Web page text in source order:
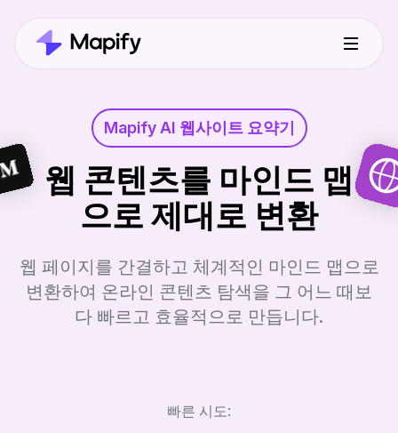
Mapify AI 웹사이트 요약기
웹 콘텐츠를 마인드 맵
으로 제대로 변환
웹 페이지를 간결하고 체계적인 마인드 맵으로
변환하여 온라인 콘텐츠 탐색을 그 어느 때보
다 빠르고 효율적으로 만듭니다.
빠른 시도: